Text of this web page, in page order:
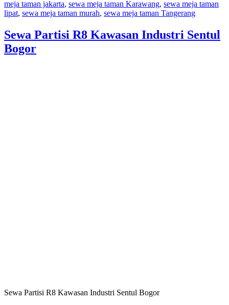
meja taman jakarta, sewa meja taman Karawang, sewa meja taman
lipat, sewa meja taman murah, sewa meja taman Tangerang
Sewa Partisi R8 Kawasan Industri Sentul
Bogor
Sewa Partisi R8 Kawasan Industri Sentul Bogor